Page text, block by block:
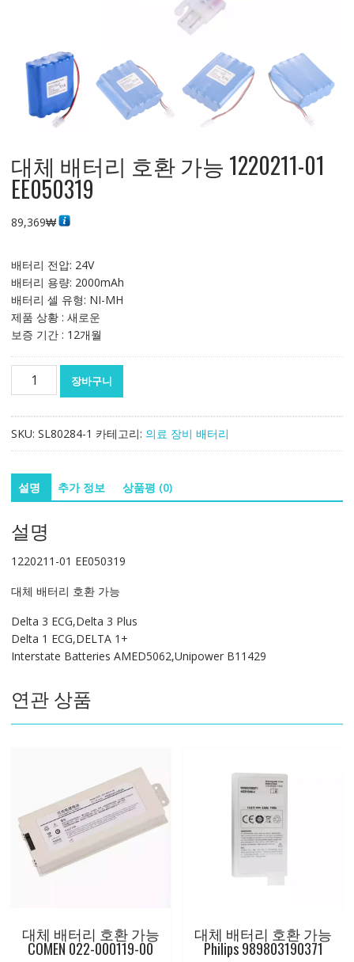
대체 배터리 호환 가능 1220211-01
EE050319
89,369₩
배터리 전압: 24V
배터리 용량: 2000mAh
배터리 셀 유형: NI-MH
제품 상황 : 새로운
보증 기간 : 12개월
리
환
가
1220211-
EE050319
량
장바구니
SKU: SL80284-1 카테고리: 의료 장비 배터리
설명 추가 정보 상품평 (0)
설명
1220211-01 EE050319
대체 배터리 호환 가능
Delta 3 ECG,Delta 3 Plus
Delta 1 ECG,DELTA 1+
Interstate Batteries AMED5062,Unipower B11429
연관 상품
대체 배터리 호환 가능
COMEN 022-000119-00
대체 배터리 호환 가능
Philips 989803190371